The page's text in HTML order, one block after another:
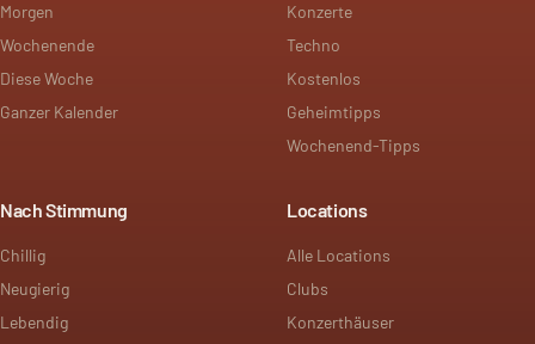
Morgen
Wochenende
Diese Woche
Ganzer Kalender
Konzerte
Techno
Kostenlos
Geheimtipps
Wochenend-Tipps
Nach Stimmung
Chillig
Neugierig
Lebendig
Locations
Alle Locations
Clubs
Konzerthäuser